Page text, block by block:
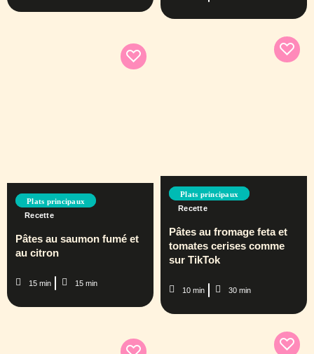
Plats principaux
Recette
Pâtes au saumon fumé et
au citron
15 min 15 min
Plats principaux
Recette
Pâtes au fromage feta et
tomates cerises comme
sur TikTok
10 min 30 min